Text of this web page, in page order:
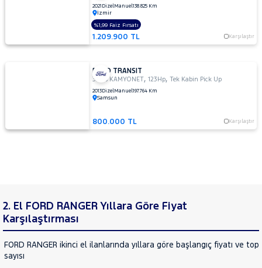
2021 DizelManuel138.825 Km
İzmir
1.209.900 TL Karşılaştır
%1,99 Faiz Fırsatı
FORD TRANSIT
330S KAMYONET,123Hp,Tek Kabin Pick Up
2013DizelManuel197.764 Km
Samsun
800.000 TL Karşılaştır
2. El FORD RANGER Yıllara Göre Fiyat
Karşılaştırması
FORD RANGER ikinci el ilanlarında yıllara göre başlangıç fiyatı ve
sayısı